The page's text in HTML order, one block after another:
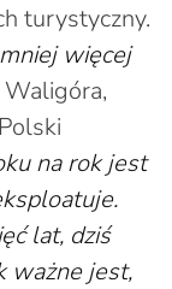
turystyczny.
więcej
na rok jest
lat, dziś
ważne jest,